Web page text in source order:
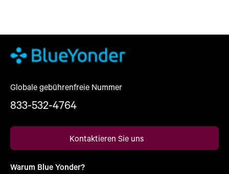
Globale gebührenfreie Nummer
833-532-4764
Kontaktieren Sie uns
Warum Blue Yonder?